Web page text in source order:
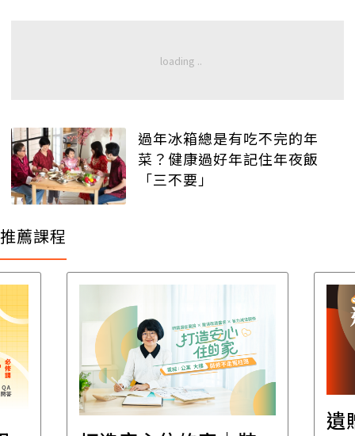
過年冰箱總是有吃不完的年
菜？健康過好年記住年夜飯
「三不要」
推薦課程
遺